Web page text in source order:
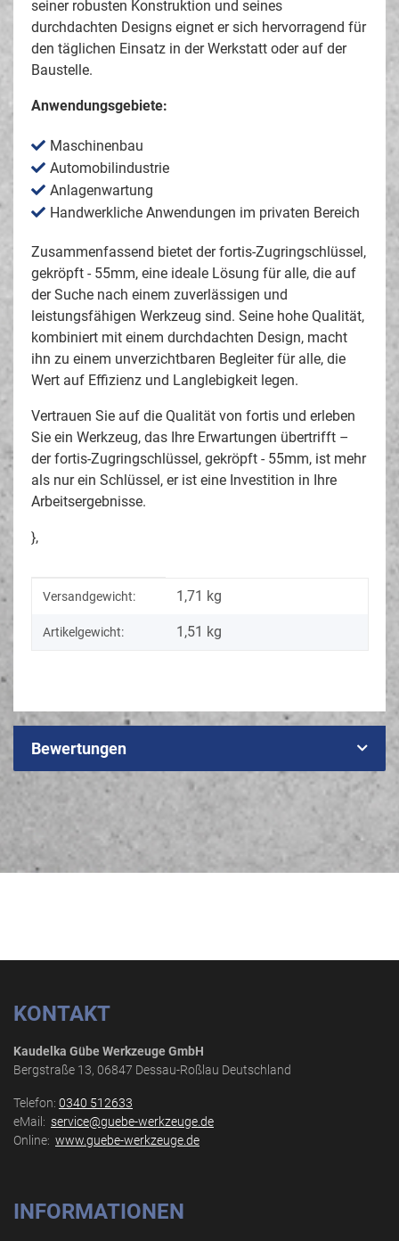
seiner robusten Konstruktion und seines
durchdachten Designs eignet er sich hervorragend für
den täglichen Einsatz in der Werkstatt oder auf der
Baustelle.
Anwendungsgebiete:
Maschinenbau
Automobilindustrie
Anlagenwartung
Handwerkliche Anwendungen im privaten Bereich
Zusammenfassend bietet der fortis-Zugringschlüssel,
gekröpft - 55mm, eine ideale Lösung für alle, die auf
der Suche nach einem zuverlässigen und
leistungsfähigen Werkzeug sind. Seine hohe Qualität,
kombiniert mit einem durchdachten Design, macht
ihn zu einem unverzichtbaren Begleiter für alle, die
Wert auf Effizienz und Langlebigkeit legen.
Vertrauen Sie auf die Qualität von fortis und erleben
Sie ein Werkzeug, das Ihre Erwartungen übertrifft –
der fortis-Zugringschlüssel, gekröpft - 55mm, ist mehr
als nur ein Schlüssel, er ist eine Investition in Ihre
Arbeitsergebnisse.
},
Produkteigenschaft
Wert
Versandgewicht: 1,71 kg
Artikelgewicht: 1,51 kg
Bewertungen
KONTAKT
Kaudelka Gübe Werkzeuge GmbH
Bergstraße 13, 06847 Dessau-Roßlau Deutschland
Telefon: 0340 512633
eMail: service@guebe-werkzeuge.de
Online: www.guebe-werkzeuge.de
INFORMATIONEN